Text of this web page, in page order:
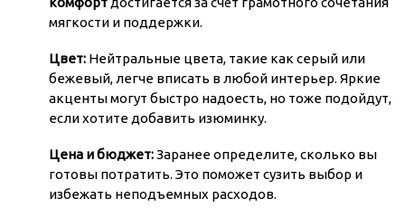
мягкости и поддержки.
Цвет: Нейтральные цвета, такие как серый или
бежевый, легче вписать в любой интерьер. Яркие
акценты могут быстро надоесть, но тоже подойдут,
если хотите добавить изюминку.
Цена и бюджет:Заранее определите, сколько вы
готовы потратить. Это поможет сузить выбор и
избежать неподъемных расходов.